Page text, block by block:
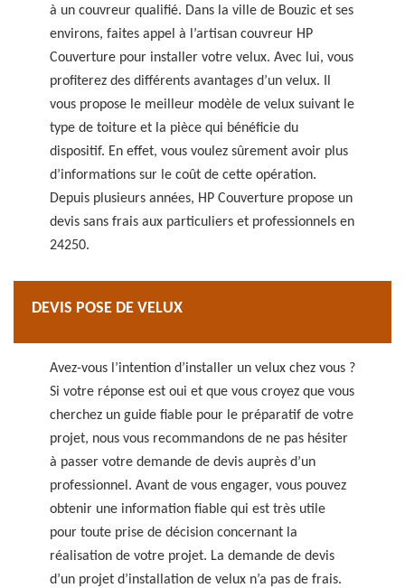
à un couvreur qualifié. Dans la ville de Bouzic et ses
environs, faites appel à l’artisan couvreur HP
Couverture pour installer votre velux. Avec lui, vous
profiterez des différents avantages d’un velux. Il
vous propose le meilleur modèle de velux suivant le
type de toiture et la pièce qui bénéficie du
dispositif. En effet, vous voulez sûrement avoir plus
d’informations sur le coût de cette opération.
Depuis plusieurs années, HP Couverture propose un
devis sans frais aux particuliers et professionnels en
24250.
DEVIS POSE DE VELUX
Avez-vous l’intention d’installer un velux chez vous ?
Si votre réponse est oui et que vous croyez que vous
cherchez un guide fiable pour le préparatif de votre
projet, nous vous recommandons de ne pas hésiter
à passer votre demande de devis auprès d’un
professionnel. Avant de vous engager, vous pouvez
obtenir une information fiable qui est très utile
pour toute prise de décision concernant la
réalisation de votre projet. La demande de devis
d’un projet d’installation de velux n’a pas de frais.